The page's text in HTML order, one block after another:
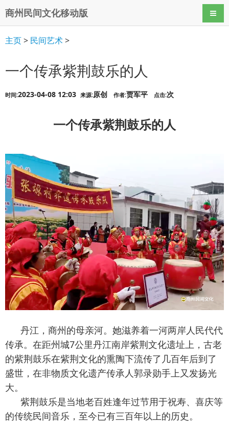
商州民间文化移动版 导航
主页> 民间艺术>
一个传承紫荆鼓乐的人
时间:2023-04-08 12:03 来源:原创 作者:贾军平 点击:次
一个传承紫荆鼓乐的人
丹江，商州的母亲河。她滋养着一河两岸人民代代
传承。在距州城7公里丹江南岸紫荆文化遗址上，古老
的紫荆鼓乐在紫荆文化的熏陶下流传了几百年后到了
盛世，在非物质文化遗产传承人郭录勋手上又发扬光
大。
紫荆鼓乐是当地老百姓逢年过节用于祝寿、喜庆等
的传统民间音乐，至今已有三百年以上的历史。